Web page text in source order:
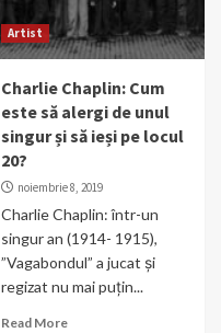
Artist
Charlie Chaplin: Cum
este să alergi de unul
singur și să ieși pe locul
20?
noiembrie 8, 2019
Charlie Chaplin: într-un
singur an (1914- 1915),
”Vagabondul” a jucat și
regizat nu mai puțin...
Read More